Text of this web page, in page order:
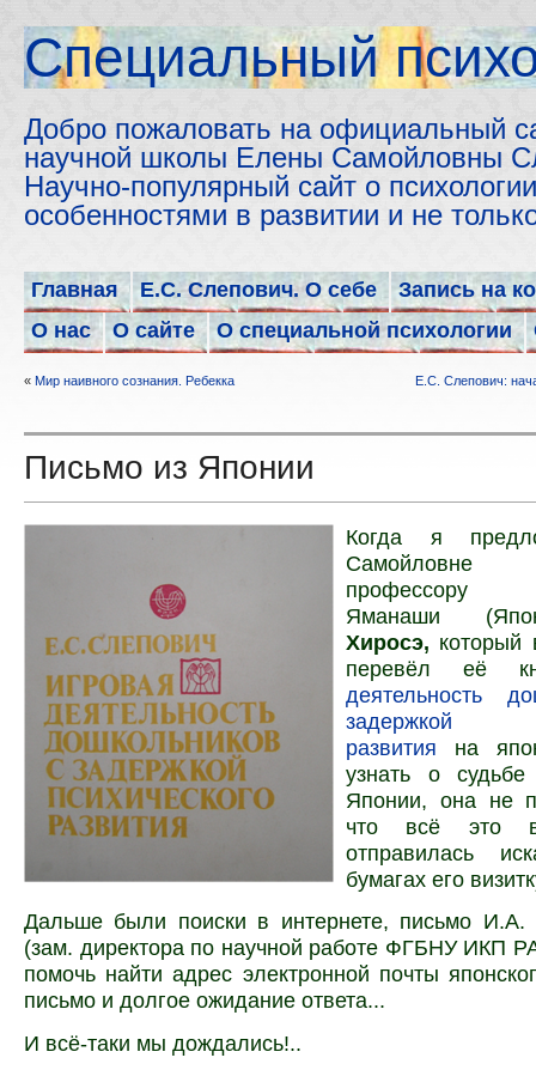
Cпециальный
Добро пожаловать на официальный
научной школы Елены Самойловны
Научно-популярный сайт о
особенностями в развитии и не
Главная Е.С. Слепович. О себе
Запись на
О нас
О сайте О специальной психологии
« Мир наивного сознания. Ребекка Е.С. Слепович:
Письмо из Японии
Когда я
профессору
Яманаши
Хиросэ, который
перевёл её
деятельность
задержкой
развития на
узнать о
Японии, она не
что всё это
отправилась
бумагах его
Дальше были поиски в интернете, письмо И.А.
(зам. директора по научной работе ФГБНУ ИКП
помочь найти адрес электронной почты
письмо и долгое ожидание ответа...
И всё-таки мы дождались!..